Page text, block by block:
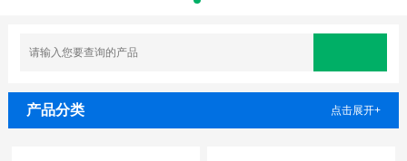
产品分类 点击展开+